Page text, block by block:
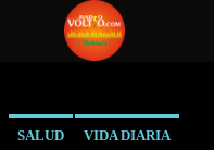
SALUD VIDA DIARIA